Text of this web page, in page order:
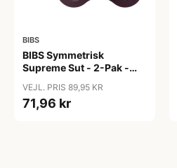
BIBS
BIBS Symmetrisk
Supreme Sut - 2-Pak -
Pink/Plum
VEJL. PRIS 89,95 KR
71,96 kr